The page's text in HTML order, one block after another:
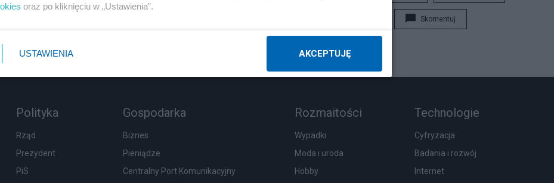
Skomentuj
Polityka
Rząd
Prezydent
PiS
Gospodarka
Biznes
Pieniądze
Centralny Port Komunikacyjny
Rozmaitości
Wypadki
Moda i uroda
Hobby
Technologie
Cyfryzacja
Badania i rozwój
Internet
oraz po kliknięciu w „Ustawienia”.
USTAWIENIA AKCEPTUJĘ